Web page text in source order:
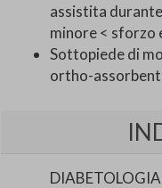
assistita
minore < sforzo
Sottopiede di
ortho-
DIABETOLOGIA